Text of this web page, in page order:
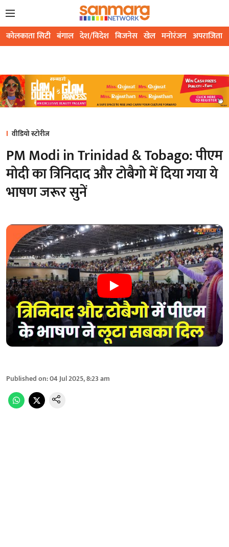
कोलकाता सिटी बंगाल देश/विदेश बिजनेस खेल मनोरंजन अपराजिता
वीडियो स्टोरीज
PM Modi in Trinidad & Tobago: पीएम
मोदी का त्रिनिदाद और टोबैगो में दिया गया ये
भाषण जरूर सुनें
Published on:04 Jul 2025, 8:23 am